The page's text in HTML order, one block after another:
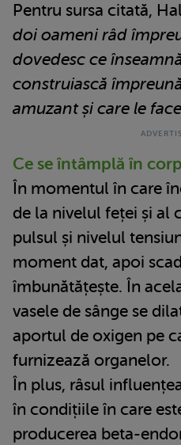
Pentru sursa citată,
doi oameni râd
dovedesc ce
construiască
amuzant și care le
Ce se întâmplă în
În momentul în care
de la nivelul feței și al
pulsul și nivelul
moment dat, apoi
îmbunătățește. În
vasele de sânge se
aportul de oxigen pe
furnizează organelor.
În plus, râsul
în condițiile în care
producerea beta-